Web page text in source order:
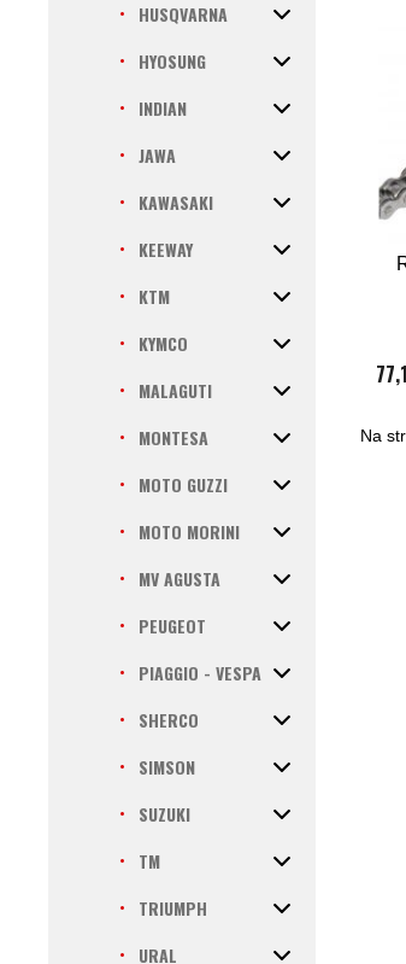
HUSQVARNA
HYOSUNG
INDIAN
JAWA
KAWASAKI
KEEWAY
KTM
KYMCO
MALAGUTI
MONTESA
MOTO GUZZI
MOTO MORINI
MV AGUSTA
PEUGEOT
PIAGGIO - VESPA
SHERCO
SIMSON
SUZUKI
TM
TRIUMPH
URAL
Na